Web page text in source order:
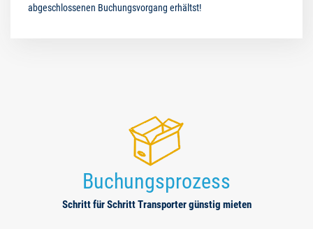
abgeschlossenen Buchungsvorgang erhältst!
Buchungsprozess
Schritt für Schritt Transporter günstig mieten